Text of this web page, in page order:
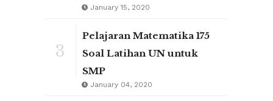
January 15, 2020
3
Pelajaran Matematika 175
Soal Latihan UN untuk
SMP
January 04, 2020